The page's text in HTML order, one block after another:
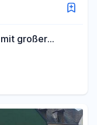
großer